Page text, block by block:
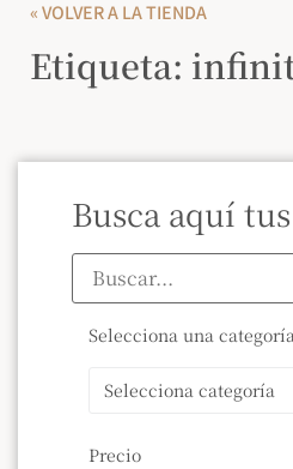
« VOLVER A LA TIENDA
Etiqueta:
Busca aquí
Selecciona una categoría
Selecciona categoría
Precio